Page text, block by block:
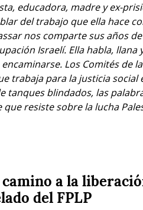
educadora, madre y ex-
del trabajo que ella hace
nos comparte sus años
Israelí. Ella habla,
Los Comités de
trabaja para la justicia social
tanques blindados, las
que resiste sobre la lucha
a la
del FPLP